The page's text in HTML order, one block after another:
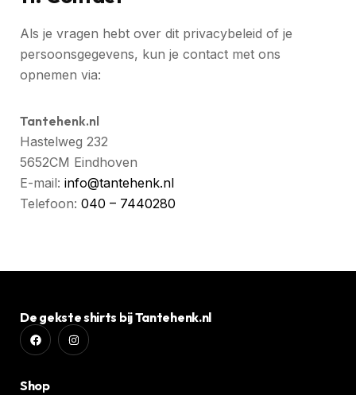
Als je vragen hebt over dit privacybeleid of je
persoonsgegevens, kun je contact met ons
opnemen via:
Tantehenk.nl
Hastelweg 232
5652CM Eindhoven
E-mail: info@tantehenk.nl
Telefoon: 040 – 7440280
De gekste shirts bij Tantehenk.nl
Shop